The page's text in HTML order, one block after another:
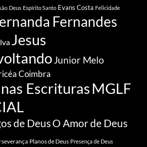
Deus Espírito Santo Evans Costa Felicidade
Fernandes
Jesus
Junior Melo
Coimbra
EscriturasMGLF
de DeusO Amor de Deus
Planos de Deus Presença de Deus